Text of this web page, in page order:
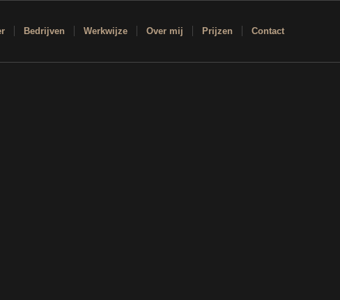
Bedrijven Werkwijze Over mij Prijzen Contact